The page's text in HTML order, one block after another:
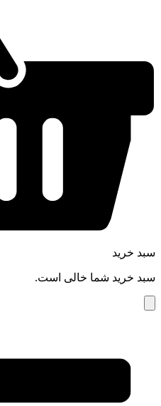
سبد خرید
سبد خرید شما خالی است.